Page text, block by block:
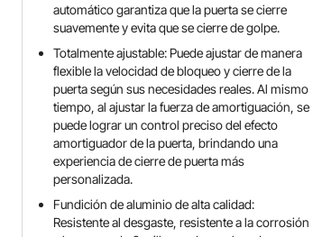
automático garantiza que la puerta se cierre
suavemente y evita que se cierre de golpe.
Totalmente ajustable: Puede ajustar de manera
flexible la velocidad de bloqueo y cierre de la
puerta según sus necesidades reales. Al mismo
tiempo, al ajustar la fuerza de amortiguación, se
puede lograr un control preciso del efecto
amortiguador de la puerta, brindando una
experiencia de cierre de puerta más
personalizada.
Fundición de aluminio de alta calidad:
Resistente al desgaste, resistente a la corrosión